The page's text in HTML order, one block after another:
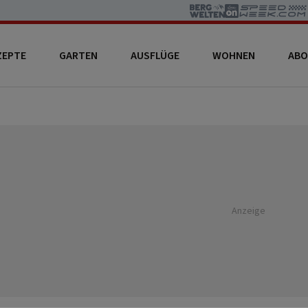
GARTEN AUSFLÜGE WOHNEN ABO
Anzeige